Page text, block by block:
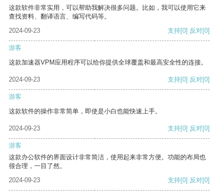
这款软件非常实用，可以帮助我解决很多问题。比如，我可以使用它来
查找资料、翻译语言、编写代码等。
2024-09-23
支持[0] 反对[0]
游客
这款加速器VPM应用程序可以给你提供全球覆盖和最高安全性的连接。
2024-09-23 支持[0] 反对[0]
游客
这款软件的操作非常简单，即使是小白也能快速上手。
2024-09-23 支持[0] 反对[0]
游客
这款办公软件的界面设计非常简洁，使用起来非常方便。功能的布局也
很合理，一目了然。
2024-09-23
支持[0] 反对[0]